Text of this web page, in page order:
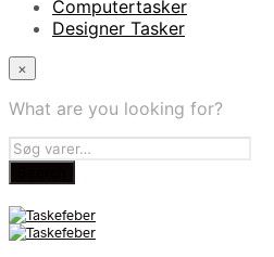
Computertasker
Designer Tasker
×
What are you looking for?